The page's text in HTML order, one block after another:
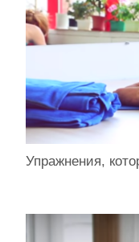
Упражнения,